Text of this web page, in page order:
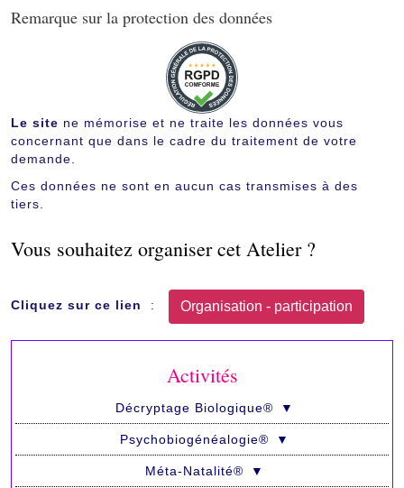
Remarque sur la protection des données
Le site ne mémorise et ne traite les données vous
concernant que dans le cadre du traitement de votre
demande.
Ces données ne sont en aucun cas transmises à des
tiers.
Vous souhaitez organiser cet Atelier ?
Cliquez sur ce lien :
Activités
Décryptage Biologique® ▼
Psychobio­généalogie® ▼
Méta-Natalité® ▼